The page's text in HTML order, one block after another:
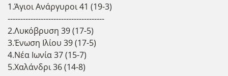
1.Άγιοι Ανάργυροι 41 (19-3)
--------------------------------------
2.Λυκόβρυση 39 (17-5)
3.Ένωση Ιλίου 39 (17-5)
4.Νέα Ιωνία 37 (15-7)
5.Χαλάνδρι 36 (14-8)